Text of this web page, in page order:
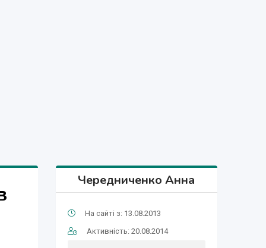
Чередниченко Анна
На сайті з: 13.08.2013
Активність: 20.08.2014